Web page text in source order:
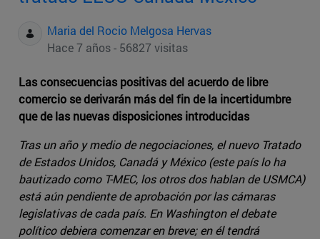
Maria del Rocio Melgosa Hervas
Hace 7 años - 56827 visitas
Las consecuencias positivas del acuerdo de libre
comercio se derivarán más del fin de la incertidumbre
que de las nuevas disposiciones introducidas
Tras un año y medio de negociaciones, el nuevo Tratado
de Estados Unidos, Canadá y México (este país lo ha
bautizado como T-MEC, los otros dos hablan de USMCA)
está aún pendiente de aprobación por las cámaras
legislativas de cada país. En Washington el debate
político debiera comenzar en breve; en él tendrá